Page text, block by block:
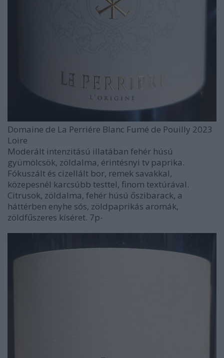
Domaine de La Perriére Blanc Fumé de Pouilly 2023
Loire
Moderált intenzitású illatában fehér húsú
gyümölcsök, zöldalma, érintésnyi tv paprika.
Fókuszált és cizellált bor, remek savakkal,
közepesnél karcsúbb testtel, finom textúrával.
Citrusok, zöldalma, fehér húsú őszibarack, a
háttérben enyhe sós, zöldpaprikás aromák,
zöldfűszeres kíséret. 7p-